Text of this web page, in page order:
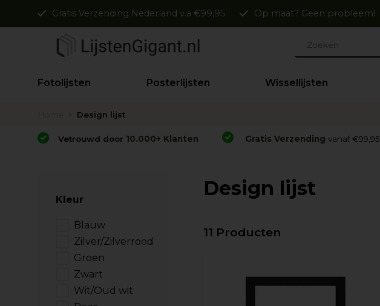
Gratis Verzending Nederland v.a €99,95 Op maat? Geen probleem!
Fotolijsten Posterlijsten Wissellijsten
Design lijst
Vetrouwd door 10.000+ Klanten Gratis Verzending vanaf €99,95
Kleur
Blauw
Zilver/Zilverrood
Groen
Zwart
Wit/Oud wit
Design lijst
11 Producten